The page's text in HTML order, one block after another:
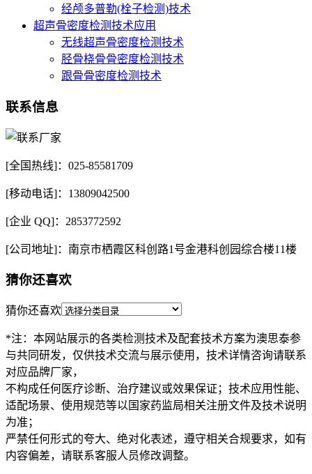
经颅多普勒(栓子检测)技术
超声骨密度检测技术应用
无线超声骨密度检测技术
胫骨桡骨骨密度检测技术
跟骨骨密度检测技术
联系信息
[全国热线]：025-85581709
[移动电话]：13809042500
[企业 QQ]：2853772592
[公司地址]：南京市栖霞区科创路1号金港科创园综合楼11楼
猜你还喜欢
猜你还喜欢
*注：本网站展示的各类检测技术及配套技术方案为澳思泰参
与共同研发，仅供技术交流与展示使用，技术详情咨询请联系
对应品牌厂家，
不构成任何医疗诊断、治疗建议或效果保证；技术应用性能、
适配场景、使用规范等以国家药监局相关注册文件及技术说明
为准；
严禁任何形式的夸大、绝对化表述，遵守相关合规要求，如有
内容偏差，请联系客服人员修改调整。